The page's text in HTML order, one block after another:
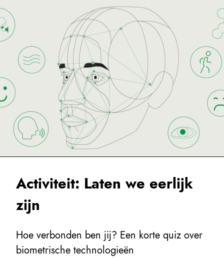
Activiteit: Laten we eerlijk
zijn
Hoe verbonden ben jij? Een korte quiz over
biometrische technologieën